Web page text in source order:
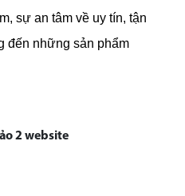
sự an tâm về uy tín, tận
đến những sản phẩm
2 website